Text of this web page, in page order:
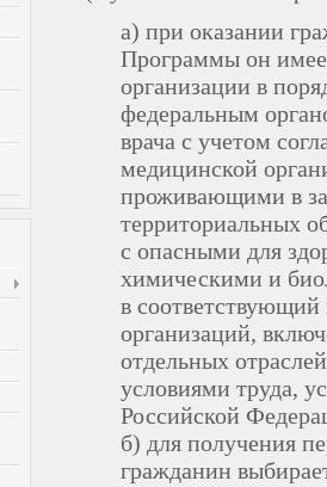
a) при оказании
Программы он
организации в
федеральным
врача с учетом
медицинской
проживающими в
территориальных
с опасными для
химическими и
в
организаций,
отдельных
условиями труда,
Российской
б) для получения
гражданин